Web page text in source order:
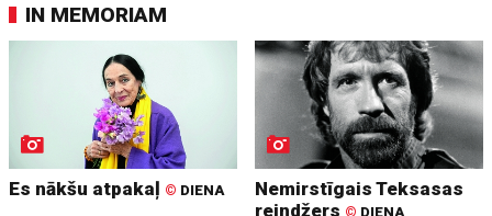
IN MEMORIAM
Es nākšu atpakaļ © DIENA
Nemirstīgais Teksasas
reindžers © DIENA